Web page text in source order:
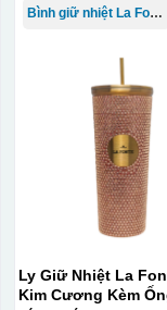
Bình giữ nhiệt La Fonte
Ly Giữ Nhiệt La
Kim Cương Kèm